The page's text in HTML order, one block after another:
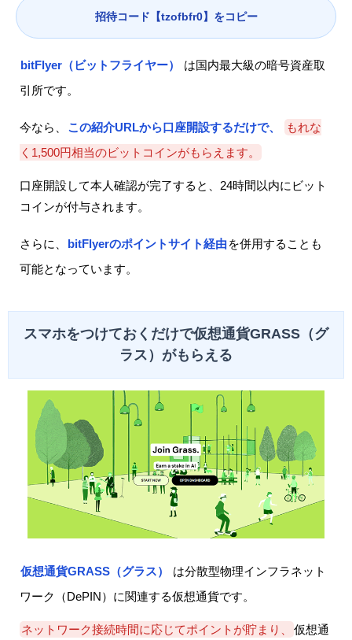
招待コード【tzofbfr0】をコピー
bitFlyer（ビットフライヤー）
は国内最大級の暗号資産取
引所です。
今なら、 この紹介URLから口座開設するだけで、
もれな
く1,500円相当のビットコインがもらえます。
口座開設して本人確認が完了すると、24時間以内にビット
コインが付与されます。
さらに、 bitFlyerのポイントサイト経由 を併用することも
可能となっています。
スマホをつけておくだけで仮想通貨GRASS（グ
ラス）がもらえる
仮想通貨GRASS（グラス）
は分散型物理インフラネット
ワーク（DePIN）に関連する仮想通貨です。
ネットワーク接続時間に応じてポイントが貯まり、
仮想通